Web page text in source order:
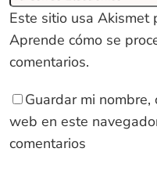
Este sitio usa Akismet
Aprende cómo se
comentarios.
Guardar mi
web en este
comentarios